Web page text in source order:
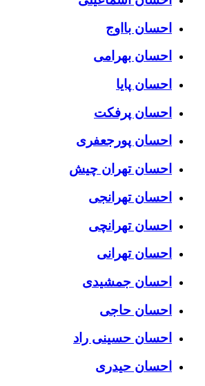
احسان بااوج
احسان بهرامی
احسان پایا
احسان پرفکت
احسان پورجعفری
احسان تهران چیش
احسان تهرانجی
احسان تهرانچی
احسان تهرانی
احسان جمشیدی
احسان حاجی
احسان حسینی راد
احسان حیدری